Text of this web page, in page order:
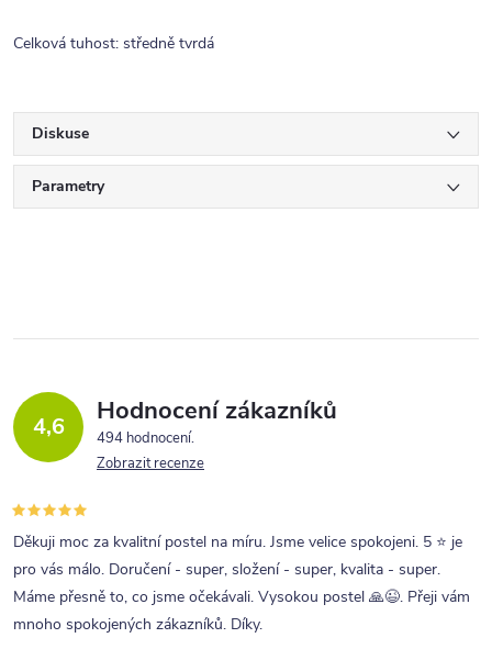
Celková tuhost: středně tvrdá
Diskuse
Parametry
4,6 Hodnocení zákazníků
494 hodnocení
Zobrazit recenze
Děkuji moc za kvalitní postel na míru. Jsme velice spokojeni. 5 ⭐ je
pro vás málo. Doručení - super, složení - super, kvalita - super.
Máme přesně to, co jsme očekávali. Vysokou postel 🙏😉. Přeji vám
mnoho spokojených zákazníků. Díky.